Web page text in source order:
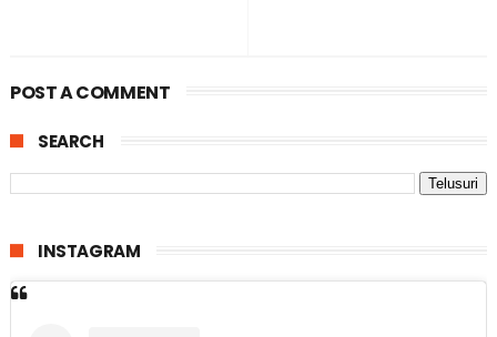
POST A COMMENT
SEARCH
INSTAGRAM